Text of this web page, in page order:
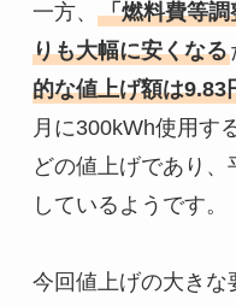
一方、 「燃料費等
りも大幅に安くなる
的な値上げ額は9.83
月に300kWh使用す
どの値上げであり
しているようです。
今回値上げの大きな